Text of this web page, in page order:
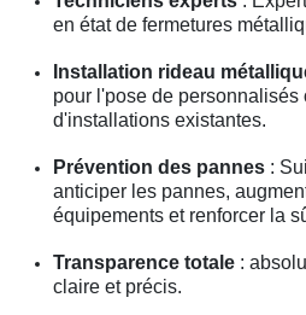
en état de fermetures
Installation rideau
pour l'pose de personnalisés
d'installations existantes.
Prévention des pannes :
anticiper les pannes,
équipements et renforcer la
Transparence totale :
claire et précis.